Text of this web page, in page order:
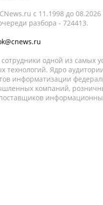
c 11.1998 до 08.2026
разбора - 724413.
одной из самых
технологий. Ядро
информатизации
компаний,